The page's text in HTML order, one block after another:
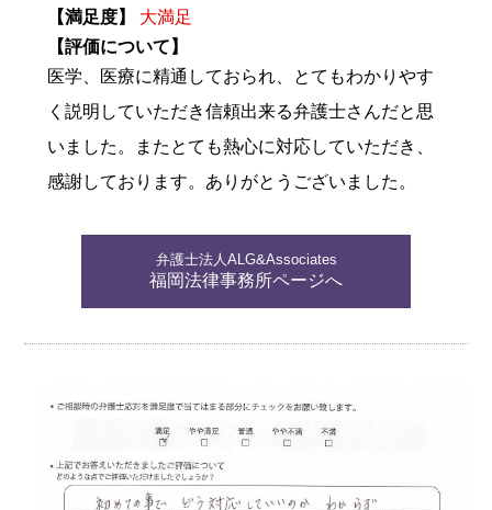
【満足度】
大満足
【評価について】
医学、医療に精通しておられ、とてもわかりやす
く説明していただき信頼出来る弁護士さんだと思
いました。またとても熱心に対応していただき、
感謝しております。ありがとうございました。
弁護士法人ALG&Associates
福岡法律事務所ページへ